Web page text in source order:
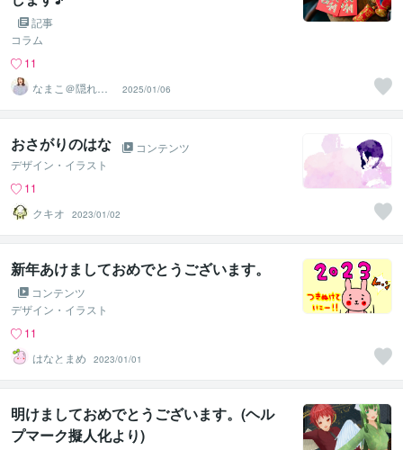
記事
コラム
11
なまこ＠隠れ陰
キャお姉さん
2025/01/06
おさがりのはな
コンテンツ
デザイン・イラスト
11
クキオ
2023/01/02
新年あけましておめでとうございます。
コンテンツ
デザイン・イラスト
11
はなとまめ
2023/01/01
明けましておめでとうございます。(ヘル
プマーク擬人化より)